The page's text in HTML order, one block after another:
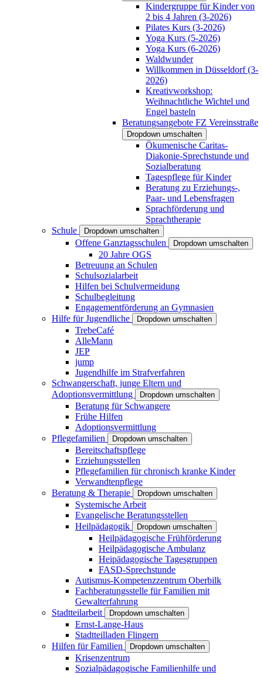
Kindergruppe für Kinder von
2 bis 4 Jahren (3-2026)
Pilates Kurs (3-2026)
Yoga Kurs (5-2026)
Yoga Kurs (6-2026)
Waldwunder
Willkommen in Düsseldorf (3-
2026)
Kreativworkshop:
Weihnachtliche Wichtel und
Engel basteln
Beratungsangebote FZ Vereinsstraße
Dropdown umschalten
Ökumenische Caritas-
Diakonie-Sprechstunde und
Sozialberatung
Tagespflege für Kinder
Beratung zu Erziehungs-,
Paar- und Lebensfragen
Sprachförderung und
Sprachtherapie
Schule
Dropdown umschalten
Offene Ganztagsschulen Dropdown umschalten
20 Jahre OGS
Betreuung an Schulen
Schulsozialarbeit
Hilfen bei Schulvermeidung
Schulbegleitung
Engagementförderung an Gymnasien
Hilfe für Jugendliche
Dropdown umschalten
TrebeCafé
AlleMann
JEP
jump
Jugendhilfe im Strafverfahren
Schwangerschaft, junge Eltern und
Adoptionsvermittlung
Dropdown umschalten
Beratung für Schwangere
Frühe Hilfen
Adoptionsvermittlung
Pflegefamilien
Dropdown umschalten
Bereitschaftspflege
Erziehungsstellen
Pflegefamilien für chronisch kranke Kinder
Verwandtenpflege
Beratung & Therapie
Dropdown umschalten
Systemische Arbeit
Evangelische Beratungsstellen
Heilpädagogik
Dropdown umschalten
Heilpädagogische Frühförderung
Heilpädagogische Ambulanz
Heipädagogische Tagesgruppen
FASD-Sprechstunde
Autismus-Kompetenzzentrum Oberbilk
Fachberatungsstelle für Familien mit
Gewalterfahrung
Stadtteilarbeit
Dropdown umschalten
Ernst-Lange-Haus
Stadtteilladen Flingern
Hilfen für Familien
Dropdown umschalten
Krisenzentrum
Sozialpädagogische Familienhilfe und